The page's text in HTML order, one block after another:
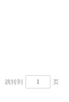
跳转到
页